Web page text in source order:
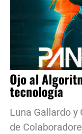
Ojo al
tecnología
Luna Gallardo
de